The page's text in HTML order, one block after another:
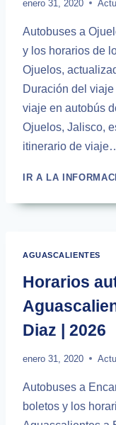
enero 31, 2020
Autobuses a
y los horarios de
Ojuelos,
Duración del
viaje en autobús
Ojuelos, Jalisco,
itinerario de
IR A LA
AGUASCALIENTES
Horarios
Diaz | 2026
enero 31, 2020
Autobuses a
boletos y los